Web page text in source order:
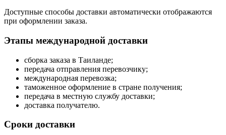
Доступные способы доставки автоматически отображаются
при оформлении заказа.
Этапы международной доставки
сборка заказа в Таиланде;
передача отправления перевозчику;
международная перевозка;
таможенное оформление в стране получения;
передача в местную службу доставки;
доставка получателю.
Сроки доставки